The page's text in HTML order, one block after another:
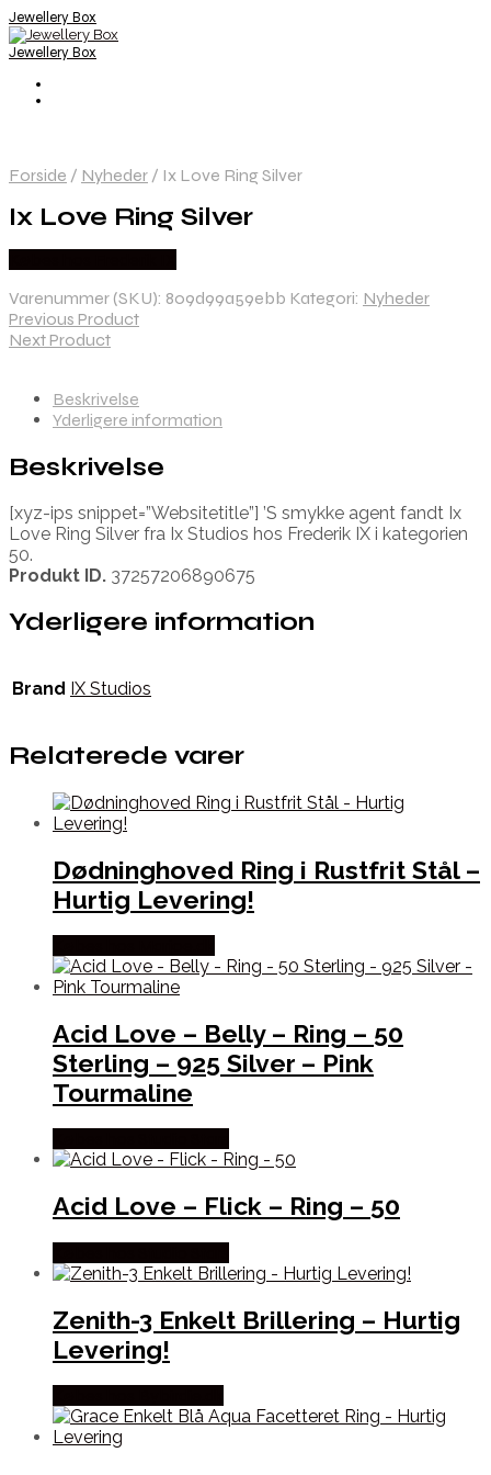
Jewellery Box
Jewellery Box
Forside / Nyheder / Ix Love Ring Silver
Ix Love Ring Silver
Varenummer (SKU): 809d99a59ebb Kategori: Nyheder
Previous Product
Next Product
Beskrivelse
Yderligere information
Beskrivelse
[xyz-ips snippet=”Websitetitle”] ’S smykke agent fandt Ix
Love Ring Silver fra Ix Studios hos Frederik IX i kategorien
50.
Produkt ID. 37257206890675
Yderligere information
Brand IX Studios
Relaterede varer
Dødninghoved Ring i Rustfrit Stål –
Hurtig Levering!
Acid Love – Belly – Ring – 50
Sterling – 925 Silver – Pink
Tourmaline
Acid Love – Flick – Ring – 50
Zenith-3 Enkelt Brillering – Hurtig
Levering!